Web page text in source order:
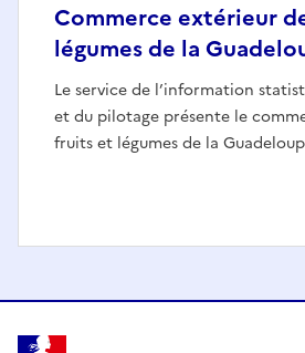
Commerce extérieur
légumes de la
Le service de l’information
et du pilotage présente le
fruits et légumes de la